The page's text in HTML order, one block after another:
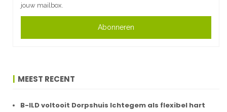
jouw mailbox.
Abonneren
MEEST RECENT
B-ILD voltooit Dorpshuis Ichtegem als flexibel hart